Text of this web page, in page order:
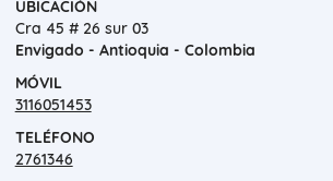
UBICACIÓN
Cra 45 # 26 sur 03
Envigado - Antioquia - Colombia
MÓVIL
3116051453
TELÉFONO
2761346